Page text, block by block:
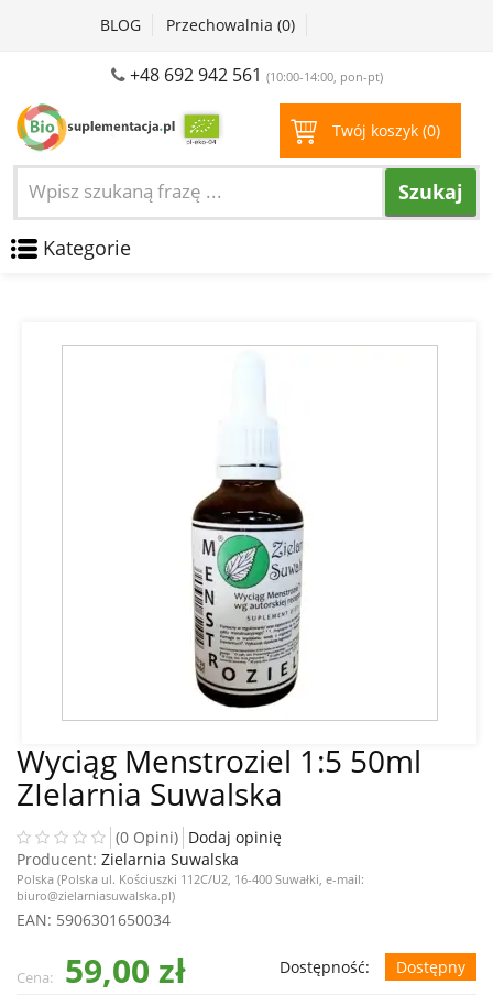
BLOG Przechowalnia (0)
+48 692 942 561 (10:00-14:00, pon-pt)
Twój koszyk (0)
Szukaj
Kategorie
Wyciąg Menstroziel 1:5 50ml
ZIelarnia Suwalska
(0 Opini) Dodaj opinię
Producent: Zielarnia Suwalska
Polska (Polska ul. Kościuszki 112C/U2, 16-400 Suwałki, e-mail:
biuro@zielarniasuwalska.pl)
EAN: 5906301650034
Cena: 59,00 zł Dostępność: Dostępny